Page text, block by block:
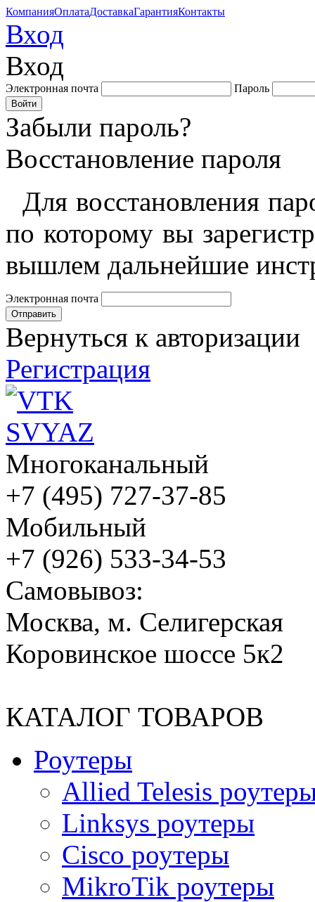
КомпанияОплатаДоставкаГарантияКонтакты
Вход
Вход
Электронная почта Пароль
Забыли пароль?
Восстановление пароля
Для восстановления
по которому вы
вышлем дальнейшие
Электронная почта
Вернуться к авторизации
Регистрация
Многоканальный
+7 (495) 727-37-85
Мобильный
+7 (926) 533-34-53
Cамовывоз:
Москва, м. Селигерская
Коровинское шоссе 5к2
КАТАЛОГ ТОВАРОВ
Роутеры
Allied Telesis
Linksys роутеры
Cisco роутеры
MikroTik роутеры